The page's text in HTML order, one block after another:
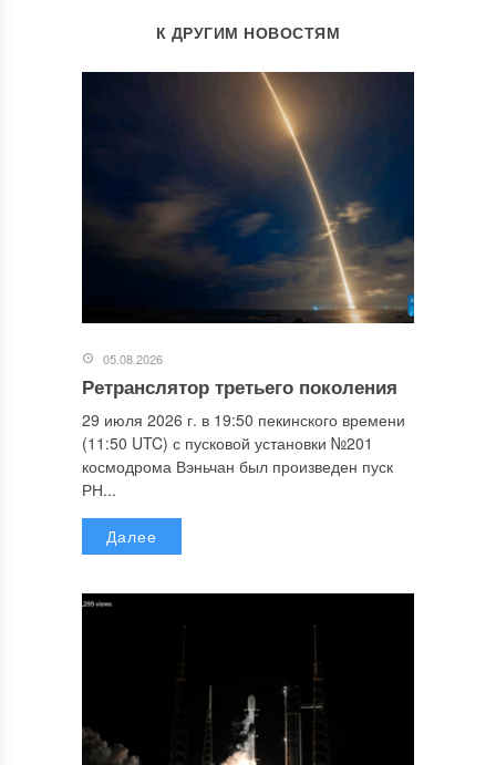
К ДРУГИМ НОВОСТЯМ
05.08.2026
Ретранслятор третьего поколения
29 июля 2026 г. в 19:50 пекинского времени
(11:50 UTC) с пусковой установки №201
космодрома Вэньчан был произведен пуск
РН...
Далее